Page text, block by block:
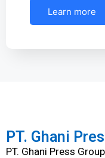
Learn more
PT. Ghani
PT. Ghani Press